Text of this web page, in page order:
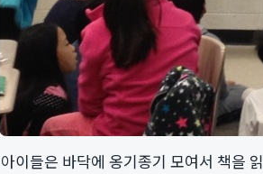
아이들은 바닥에 옹기종기 모여서 책을